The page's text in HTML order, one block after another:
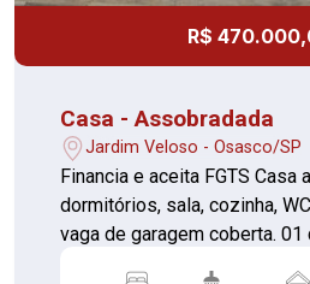
R$
Casa - Assobradada
Jardim Veloso - Osasco/SP
Financia e aceita FGTS Casa assobradada com 2
dormitórios, sala, cozinha,
vaga de garagem coberta.